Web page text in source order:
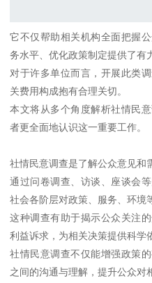
它不仅帮助相关机构全面把握
务水平、优化政策制定提供了有
对于许多单位而言，开展此类
关费用构成抱有合理关切。
本文将从多个角度解析社情民
者更全面地认识这一重要工作。
社情民意调查是了解公众意见和
通过问卷调查、访谈、座谈会
社会各阶层对政策、服务、环境
这种调查有助于揭示公众关注
利益诉求，为相关决策提供科学
社情民意调查不仅能增强政策
之间的沟通与理解，提升公众对